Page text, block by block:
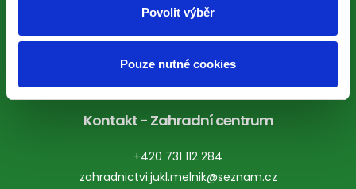
Povolit výběr
Pouze nutné cookies
Kontakt - Zahradní centrum
+420 731 112 284
zahradnictvi.jukl.melnik@seznam.cz